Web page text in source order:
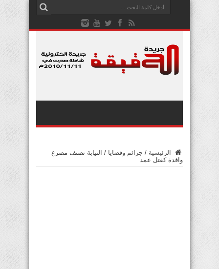
الرئيسية / جرائم وقضايا / النيابة تصنف مصرع
وافدة كقتل عمد